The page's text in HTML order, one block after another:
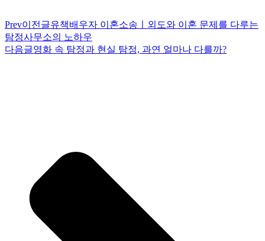
Prev이전글유책배우자 이혼소송ㅣ외도와 이혼 문제를 다루는
탐정사무소의 노하우
다음글영화 속 탐정과 현실 탐정, 과연 얼마나 다를까?